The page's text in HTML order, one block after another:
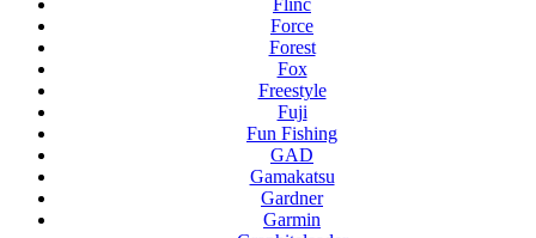
Flinc
Force
Forest
Fox
Freestyle
Fuji
Fun Fishing
GAD
Gamakatsu
Gardner
Garmin